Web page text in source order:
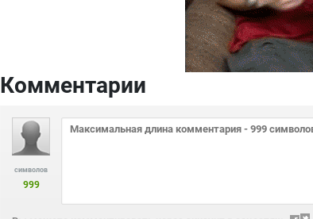
Комментарии
символов
999